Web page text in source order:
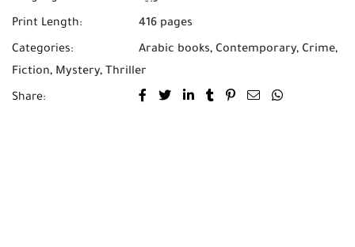
Print Length: 416 pages
Categories: Arabic books, Contemporary, Crime,
Fiction, Mystery, Thriller
Share: